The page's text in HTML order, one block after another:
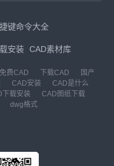
键命令大全
安装 CAD素材库
免费CAD 下载CAD
国产
CAD安装
CAD是什么
下载安装
CAD图纸下载
dwg格式